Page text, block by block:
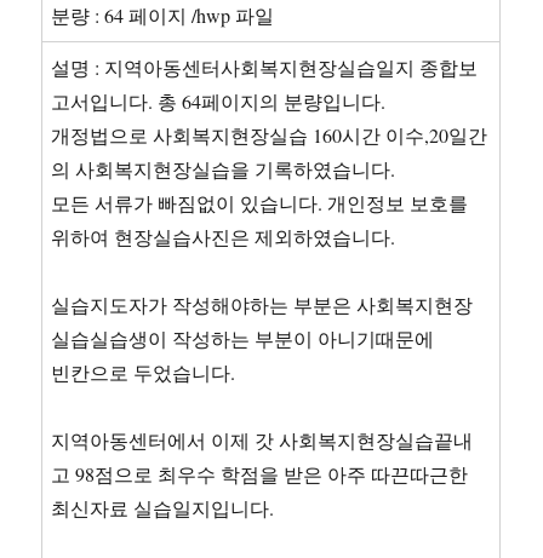
분량 : 64 페이지 /hwp 파일
설명 : 지역아동센터사회복지현장실습일지 종합보
고서입니다. 총 64페이지의 분량입니다.
개정법으로 사회복지현장실습 160시간 이수,20일간
의 사회복지현장실습을 기록하였습니다.
모든 서류가 빠짐없이 있습니다. 개인정보 보호를
위하여 현장실습사진은 제외하였습니다.
실습지도자가 작성해야하는 부분은 사회복지현장
실습실습생이 작성하는 부분이 아니기때문에
빈칸으로 두었습니다.
지역아동센터에서 이제 갓 사회복지현장실습끝내
고 98점으로 최우수 학점을 받은 아주 따끈따근한
최신자료 실습일지입니다.